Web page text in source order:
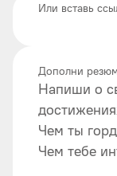
Или вставь
Напиши о
Чем ты
Чем тебе
Дополни